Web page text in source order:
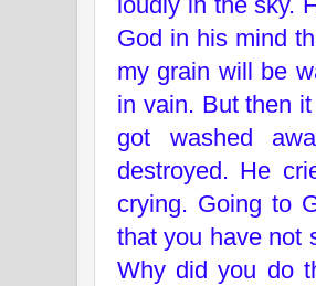
God in his mind
my grain will be
in vain. But then
got washed
destroyed. He
crying. Going to
that you have not
Why did you do